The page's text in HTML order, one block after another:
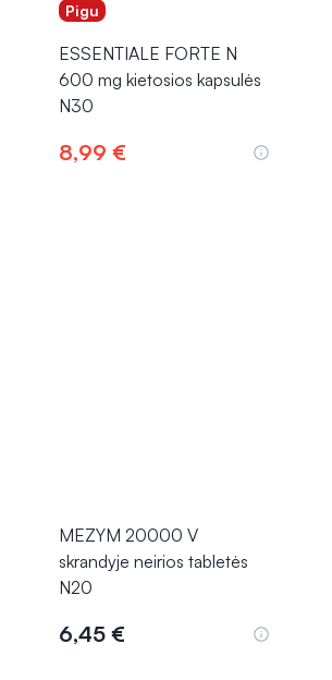
Pigu
ESSENTIALE FORTE N
600 mg kietosios kapsulės
N30
8,99 €
MEZYM 20000 V
skrandyje neirios tabletės
N20
6,45 €